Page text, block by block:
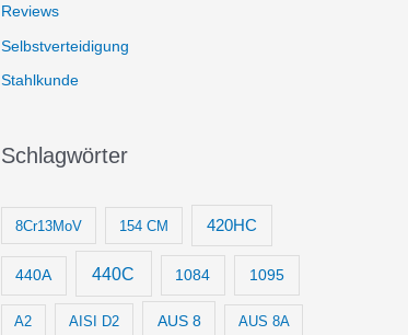
Reviews
Selbstverteidigung
Stahlkunde
Schlagwörter
8Cr13MoV 154 CM 420HC
440A 440C 1084 1095
A2 AISI D2 AUS 8 AUS 8A